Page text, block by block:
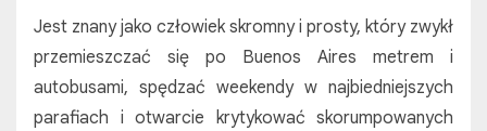
Jest znany jako człowiek skromny i prosty, który zwykł
przemieszczać się po Buenos Aires metrem i
autobusami, spędzać weekendy w najbiedniejszych
parafiach i otwarcie krytykować skorumpowanych